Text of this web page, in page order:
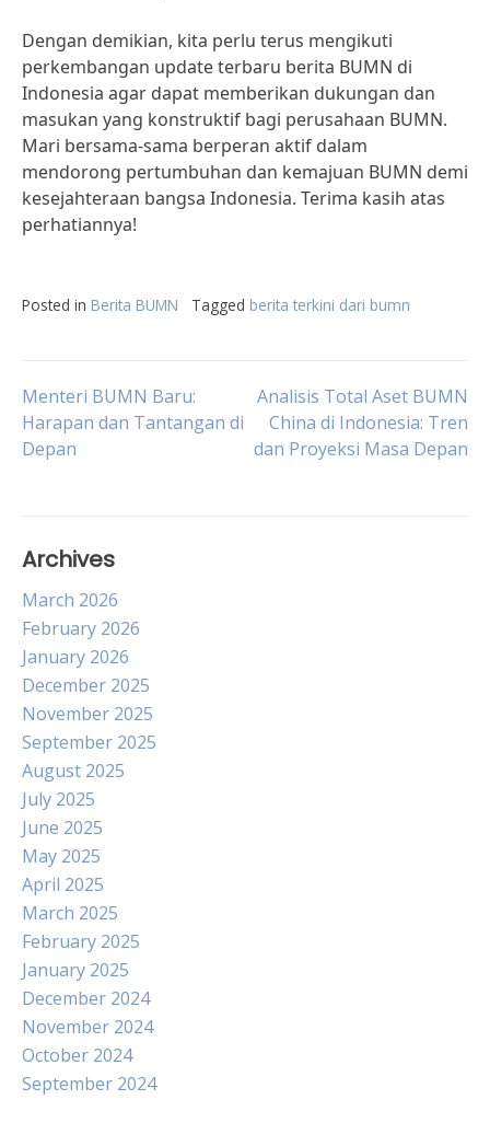
Dengan demikian, kita perlu terus mengikuti
perkembangan update terbaru berita BUMN di
Indonesia agar dapat memberikan dukungan dan
masukan yang konstruktif bagi perusahaan BUMN.
Mari bersama-sama berperan aktif dalam
mendorong pertumbuhan dan kemajuan BUMN demi
kesejahteraan bangsa Indonesia. Terima kasih atas
perhatiannya!
Posted in Berita BUMN Tagged berita terkini dari bumn
Post
navigation
Menteri BUMN Baru:
Harapan dan Tantangan di
Depan
Analisis Total Aset BUMN
China di Indonesia: Tren
dan Proyeksi Masa Depan
Archives
March 2026
February 2026
January 2026
December 2025
November 2025
September 2025
August 2025
July 2025
June 2025
May 2025
April 2025
March 2025
February 2025
January 2025
December 2024
November 2024
October 2024
September 2024